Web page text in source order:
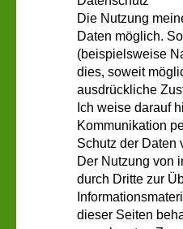
Die Nutzung
Daten möglich.
(beispielsweise
dies, soweit
ausdrückliche
Ich weise darauf
Kommunikation
Schutz der Daten
Der Nutzung von
durch Dritte zur
dieser Seiten